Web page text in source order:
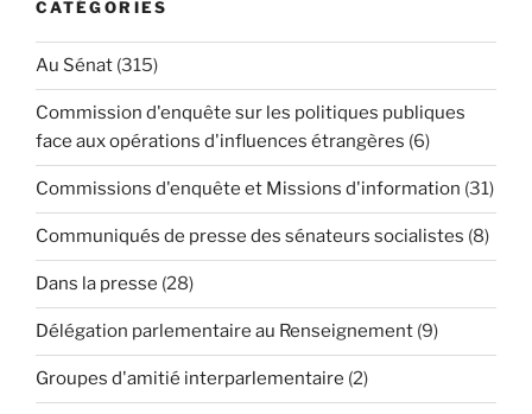
CATÉGORIES
Au Sénat (315)
Commission d'enquête sur les politiques publiques
face aux opérations d'influences étrangères (6)
Commissions d'enquête et Missions d'information (31)
Communiqués de presse des sénateurs socialistes (8)
Dans la presse (28)
Délégation parlementaire au Renseignement (9)
Groupes d'amitié interparlementaire (2)